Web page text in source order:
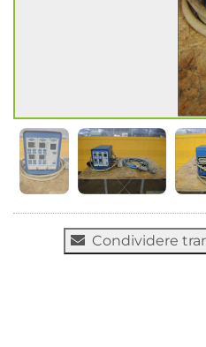
Condividere